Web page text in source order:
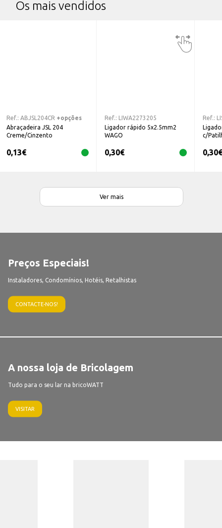
Os mais vendidos
Ref.: ABJSL204CR +opções
Abraçadeira JSL 204
Creme/Cinzento
0,13€
Ref.:
LIWA2273205
Ligador rápido 5x2.5mm2
WAGO
0,30€
Ref.:
c/
0,30€
Ver mais
Preços Especiais!
Instaladores, Condomínios, Hotéis, Retalhistas
CONTACTE-NOS!
A nossa loja de Bricolagem
Tudo para o seu lar na bricoWATT
VISITAR